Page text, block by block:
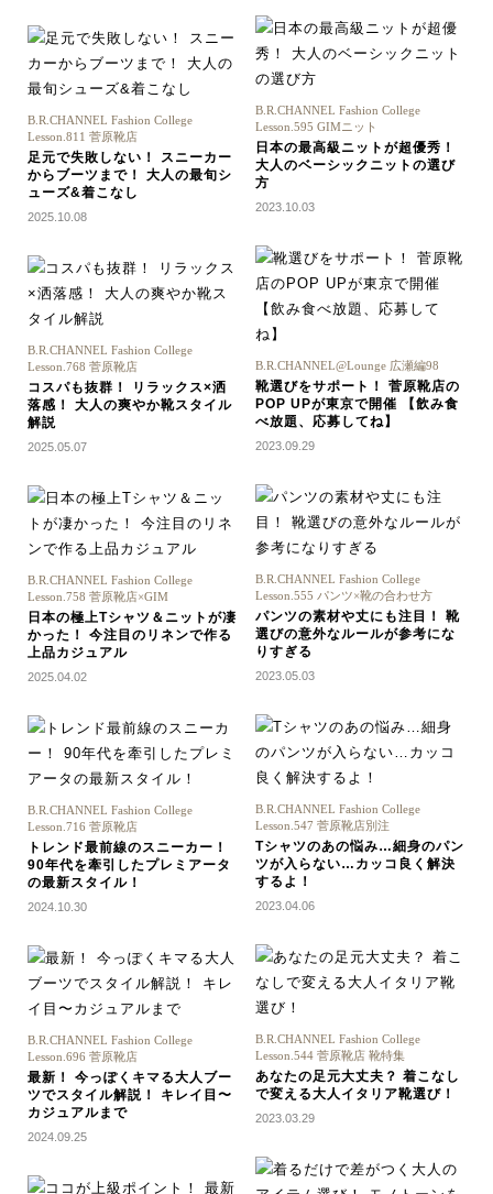
B.R.CHANNEL Fashion College
Lesson.811 菅原靴店
足元で失敗しない！ スニーカー
からブーツまで！ 大人の最旬シ
ューズ&着こなし
2025.10.08
B.R.CHANNEL Fashion College
Lesson.768 菅原靴店
コスパも抜群！ リラックス×洒
落感！ 大人の爽やか靴スタイル
解説
2025.05.07
B.R.CHANNEL Fashion College
Lesson.758 菅原靴店×GIM
日本の極上Tシャツ＆ニットが凄
かった！ 今注目のリネンで作る
上品カジュアル
2025.04.02
B.R.CHANNEL Fashion College
Lesson.716 菅原靴店
トレンド最前線のスニーカー！
90年代を牽引したプレミアータ
の最新スタイル！
2024.10.30
B.R.CHANNEL Fashion College
Lesson.696 菅原靴店
最新！ 今っぽくキマる大人ブー
ツでスタイル解説！ キレイ目〜
カジュアルまで
2024.09.25
B.R.CHANNEL Fashion College
Lesson.595 GIMニット
日本の最高級ニットが超優秀！
大人のベーシックニットの選び
方
2023.10.03
B.R.CHANNEL@Lounge 広瀬編98
靴選びをサポート！ 菅原靴店の
POP UPが東京で開催 【飲み食
べ放題、応募してね】
2023.09.29
B.R.CHANNEL Fashion College
Lesson.555 パンツ×靴の合わせ方
パンツの素材や丈にも注目！ 靴
選びの意外なルールが参考にな
りすぎる
2023.05.03
B.R.CHANNEL Fashion College
Lesson.547 菅原靴店別注
Tシャツのあの悩み…細身のパン
ツが入らない…カッコ良く解決
するよ！
2023.04.06
B.R.CHANNEL Fashion College
Lesson.544 菅原靴店 靴特集
あなたの足元大丈夫？ 着こなし
で変える大人イタリア靴選び！
2023.03.29